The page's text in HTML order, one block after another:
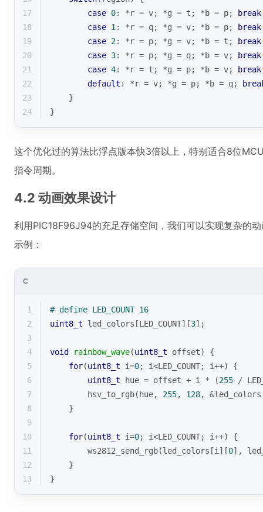
17
case 0: *r = v; *g = t; *b = p; break
18
case 1 : *r = q; *g = v; *b = p; break
19
case 2: *r = p; *g = v; *b = t; break
20
case 3: *r = p; *g = q; *b = v; break
21
case 4: *r = t; *g = p; *b = v; break
22
default : *r = v; *g = p; *b = q;
23
    }
24
}
这个优化过的算法比浮点版本快3倍以上，特别适合8位
指令周期。
4.2 动画效果设计
利用PIC18F96J94的充足存储空间，我们可以实现复杂的
示例：
C
1 # define LED_COUNT 16
2
uint8_t led_colors[LED_COUNT][3];
3
4
void rainbow_wave(uint8_t offset)
{
5
for(uint8_t i=0; i<LED_COUNT; i++) {
6
uint8_t hue = offset + i * (255 /
7
        hsv_to_rgb(hue,
255, 128,
8
    }
9
10
for(uint8_t i=0; i<LED_COUNT; i++) {
11
        ws2812_send_rgb(led_colors[i][
0],
12
    }
13
}